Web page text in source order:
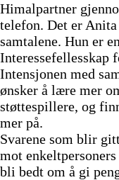
Himalpartner
telefon. Det er
samtalene. Hun er
Interessefellesskap
Intensjonen med
ønsker å lære mer
støttespillere, og
mer på.
Svarene som blir
mot
bli bedt om å gi